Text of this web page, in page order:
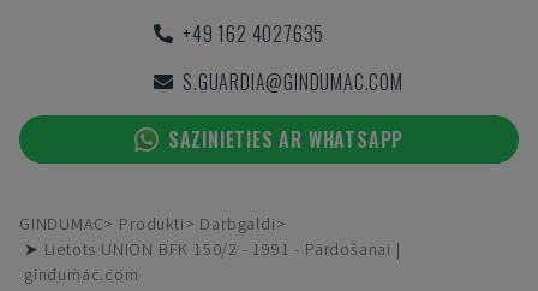
+49 162 4027635
S.GUARDIA@GINDUMAC.COM
SAZINIETIES AR WHATSAPP
GINDUMAC Produkti
Darbgaldi
➤ Lietots UNION BFK 150/2 - 1991 - Pārdošanai |
gindumac.com